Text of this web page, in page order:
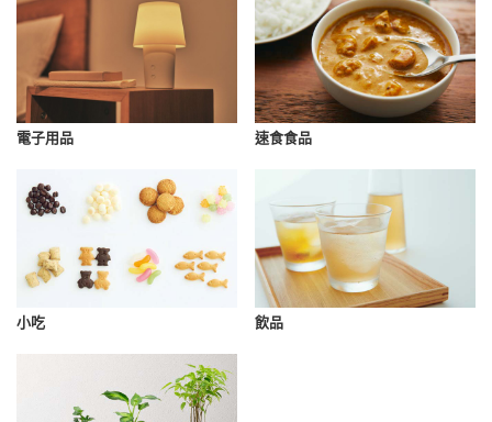
電子用品 速食食品
小吃 飲品